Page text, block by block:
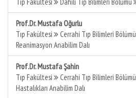
Prof.Dr. Mustafa Oğurlu
Tıp Fakültesi
Cerrahi Tıp Bilimleri Bölümü
Reanimasyon Anabilim Dalı
Prof.Dr. Mustafa Şahin
Tıp Fakültesi
Cerrahi Tıp Bilimleri Bölümü
Hastalıkları Anabilim Dalı